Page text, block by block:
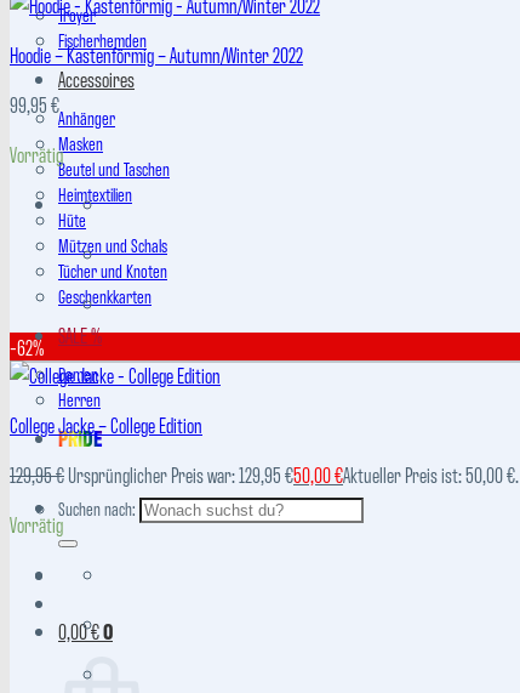
Troyer
Fischerhemden
Accessoires
Anhänger
Masken
Beutel und Taschen
Heimtextilien
Hüte
Mützen und Schals
Tücher und Knoten
Geschenkkarten
SALE %
Damen
Herren
PRIDE
Suchen nach:
0,00€0
Hoodie – Kastenförmig – Autumn/Winter 2022
99,95€
Vorrätig
-62%
College Jacke – College Edition
129,95€Ursprünglicher Preis war: 129,95 €50,00€Aktueller Preis ist: 50,00 €.
Vorrätig